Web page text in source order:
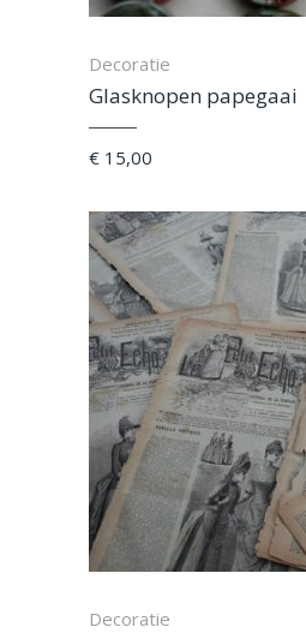
Decoratie
Glasknopen papegaai
€ 15,00
Decoratie